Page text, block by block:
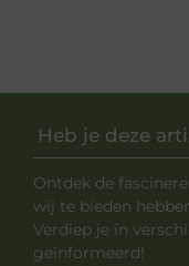
Heb je deze
Ontdek de
wij te bieden
Verdiep je in
geïnformeerd!